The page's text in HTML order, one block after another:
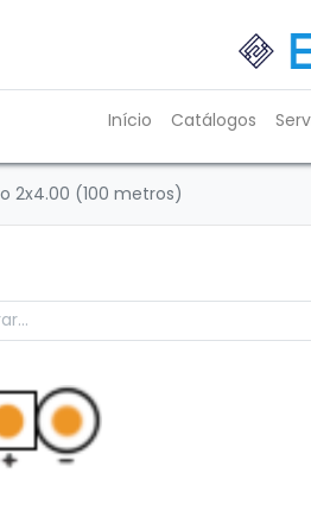
Início Catálogos
2x4.00 (100 metros)